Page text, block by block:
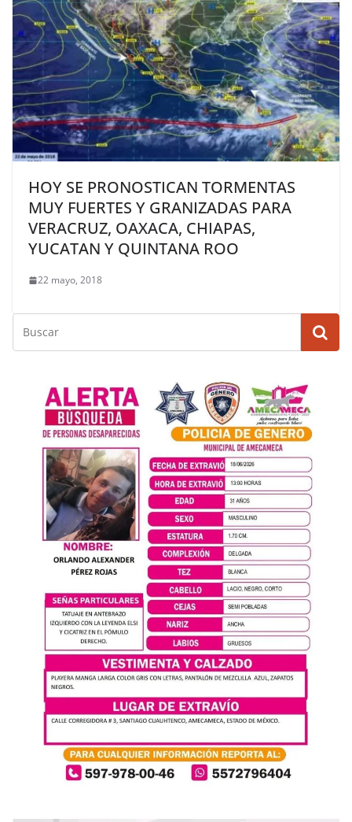
HOY SE PRONOSTICAN TORMENTAS
MUY FUERTES Y GRANIZADAS PARA
VERACRUZ, OAXACA, CHIAPAS,
YUCATAN Y QUINTANA ROO
22 mayo, 2018